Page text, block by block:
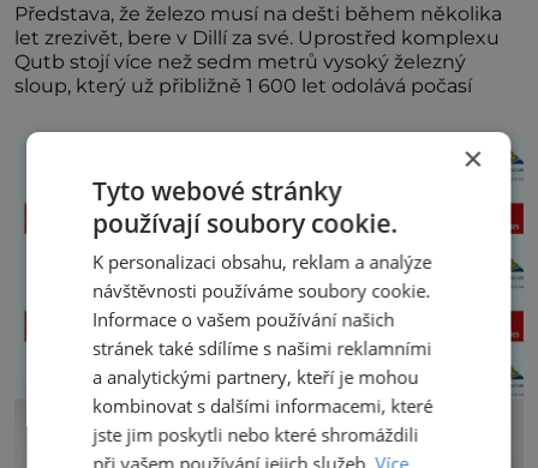
Představa, že železo musí na dešti během několika
let zrezivět, bere v Dillí za své. Uprostřed komplexu
Qutb stojí více než sedm metrů vysoký železný
sloup, který už přibližně 1 600 let odolává počasí
×
Tyto webové stránky
používají soubory cookie.
K personalizaci obsahu, reklam a analýze
návštěvnosti používáme soubory cookie.
Informace o vašem používání našich
stránek také sdílíme s našimi reklamními
a analytickými partnery, kteří je mohou
kombinovat s dalšími informacemi, které
jste jim poskytli nebo které shromáždili
při vašem používání jejich služeb.Více